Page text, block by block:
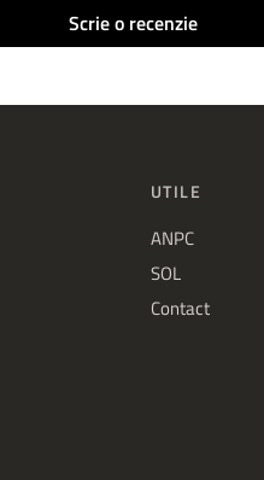
Scrie o recenzie
UTILE
ANPC
SOL
Contact